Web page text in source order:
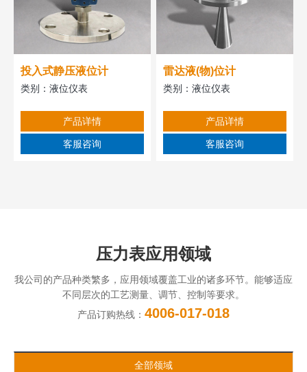
投入式静压液位计
类别： 液位仪表
产品详情
客服咨询
雷达液(物)位计
类别：液位仪表
产品详情
客服咨询
压力表应用领域
我公司的产品种类繁多，应用领域覆盖工业的诸多环节。能够适应
不同层次的工艺测量、调节、控制等要求。
产品订购热线： 4006-017-018
全部领域